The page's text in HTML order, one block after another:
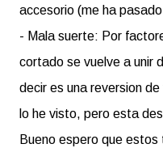
accesorio (me ha
- Mala suerte: Por
cortado se vuelve a unir
decir es una reversion
lo he visto, pero esta
Bueno espero que